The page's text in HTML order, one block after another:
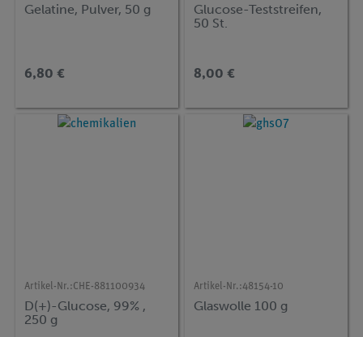
Gelatine, Pulver, 50 g
6,80 €
Glucose-Teststreifen,
50 St.
8,00 €
Artikel-Nr.:CHE-881100934
D(+)-Glucose, 99% ,
250 g
Artikel-Nr.:48154-10
Glaswolle 100 g